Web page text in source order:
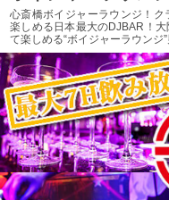
心斎橋ボイジャーラウンジ！
楽しめる日本最大のDJBAR！
て楽しめる“ボイジャーラウンジ